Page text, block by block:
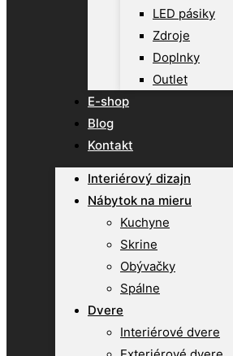
LED pásiky
Zdroje
Doplnky
Outlet
E-shop
Blog
Kontakt
Interiérový dizajn
Nábytok na mieru
Kuchyne
Skrine
Obývačky
Spálne
Dvere
Interiérové dvere